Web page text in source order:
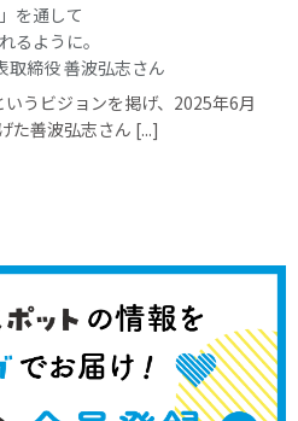
を通して
るように。
締役 善波弘志さん
いうビジョンを掲げ、2025年6月
た善波弘志さん [...]